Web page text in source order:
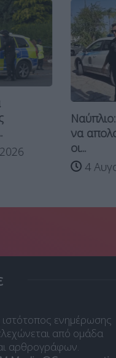
να
οι...
4
ιστότοπος ενημέρωσης
από ομάδα
αρθρογράφων.